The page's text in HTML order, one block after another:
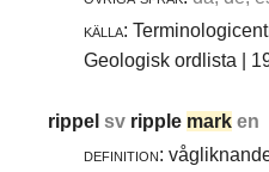
källa:
Geologisk ordlista |
rippelsv ripple mark en
definition: